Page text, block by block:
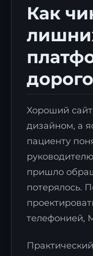
Как
Хороший
дизайном, а
пациенту
пришло
потерялось.
телефонией,